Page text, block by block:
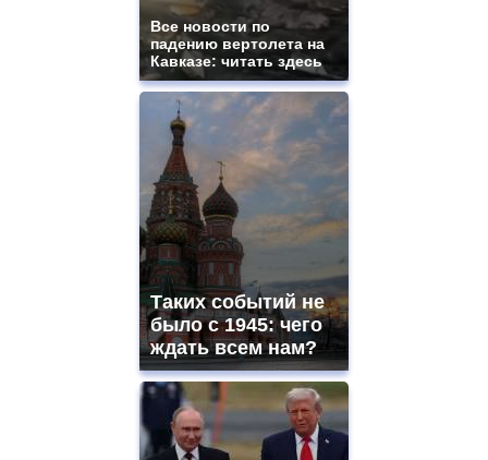
Все новости по
падению вертолета на
Кавказе: читать здесь
Таких событий не
было с 1945: чего
ждать всем нам?